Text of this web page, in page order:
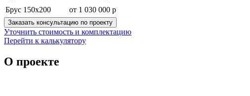
Брус 150х200
от 1 030 000 р
Заказать консультацию по проекту
Уточнить стоимость и комплектацию
Перейти к калькулятору
О проекте